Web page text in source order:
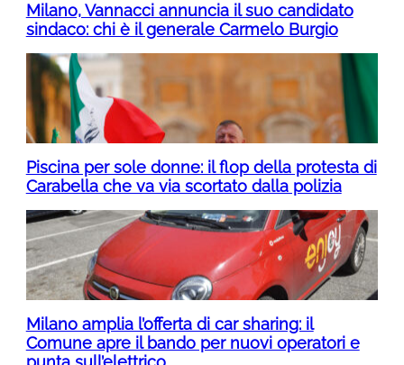
Milano, Vannacci annuncia il suo candidato
sindaco: chi è il generale Carmelo Burgio
Piscina per sole donne: il flop della protesta di
Carabella che va via scortato dalla polizia
Milano amplia l’offerta di car sharing: il
Comune apre il bando per nuovi operatori e